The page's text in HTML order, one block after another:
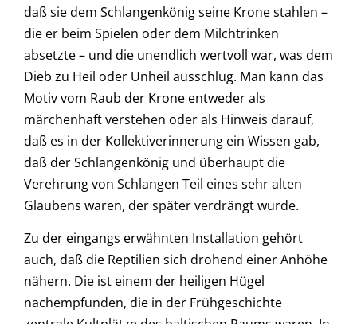
daß sie dem Schlangenkönig seine Krone stahlen –
die er beim Spielen oder dem Milchtrinken
absetzte – und die unendlich wertvoll war, was dem
Dieb zu Heil oder Unheil ausschlug. Man kann das
Motiv vom Raub der Krone entweder als
märchenhaft verstehen oder als Hinweis darauf,
daß es in der Kollektiverinnerung ein Wissen gab,
daß der Schlangenkönig und überhaupt die
Verehrung von Schlangen Teil eines sehr alten
Glaubens waren, der später verdrängt wurde.
Zu der eingangs erwähnten Installation gehört
auch, daß die Reptilien sich drohend einer Anhöhe
nähern. Die ist einem der heiligen Hügel
nachempfunden, die in der Frühgeschichte